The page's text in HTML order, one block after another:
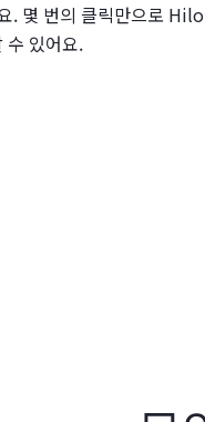
. 몇 번의 클릭만으로
수 있어요.